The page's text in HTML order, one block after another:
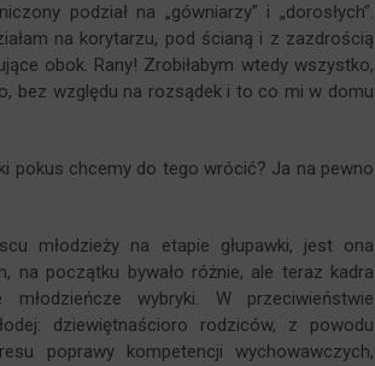
podział na „gówniarzy” i „dorosłych”.
na korytarzu, pod ścianą i z zazdrością
obok. Rany! Zrobiłabym wtedy wszystko,
bez względu na rozsądek i to co mi w domu
pokus chcemy do tego wrócić? Ja na pewno
młodzieży na etapie głupawki, jest ona
na początku bywało różnie, ale teraz kadra
wybryki. W przeciwieństwie
dziewiętnaścioro rodziców, z powodu
poprawy kompetencji wychowawczych,